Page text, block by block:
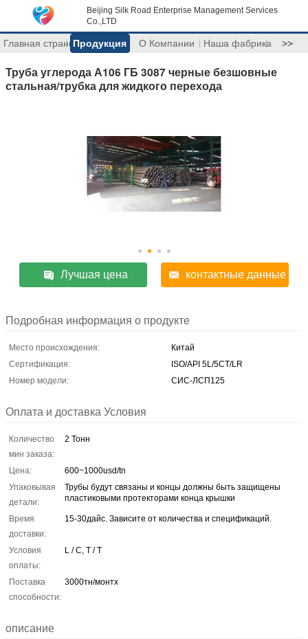
Beijing Silk Road Enterprise Management Services
Co.,LTD
Главная страницаПродукция О Компании Наша фабрика >>
Труба углерода А106 ГБ 3087 черные безшовные
стальная/трубка для жидкого перехода
Лучшая цена контактные данные
Подробная информация о продукте
Место происхождения:
Китай
Сертификация:
ISO/API 5L/5CT/LR
Номер модели:
СИС-ЛСП125
Оплата и доставка Условия
Количество
мин заказа:
2 Тонн
Цена:
600~1000usd/tn
Упаковывая
детали:
Трубы будут связаны и концы должны быть защищены
пластиковыми протекторами конца крышки
Время
доставки:
15-30дайс. Зависите от количества и спецификаций.
Условия
оплаты:
L / C, T / T
Поставка
способности:
3000тн/монтх
описание